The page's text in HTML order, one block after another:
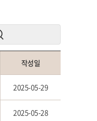
작성일
2025-05-29
2025-05-28